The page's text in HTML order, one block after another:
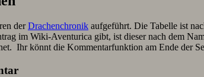
derDrachenchronik aufgeführt. Die Tabelle ist
im Wiki-Aventurica gibt, ist dieser nach dem
Ihr könnt die Kommentarfunktion am Ende der